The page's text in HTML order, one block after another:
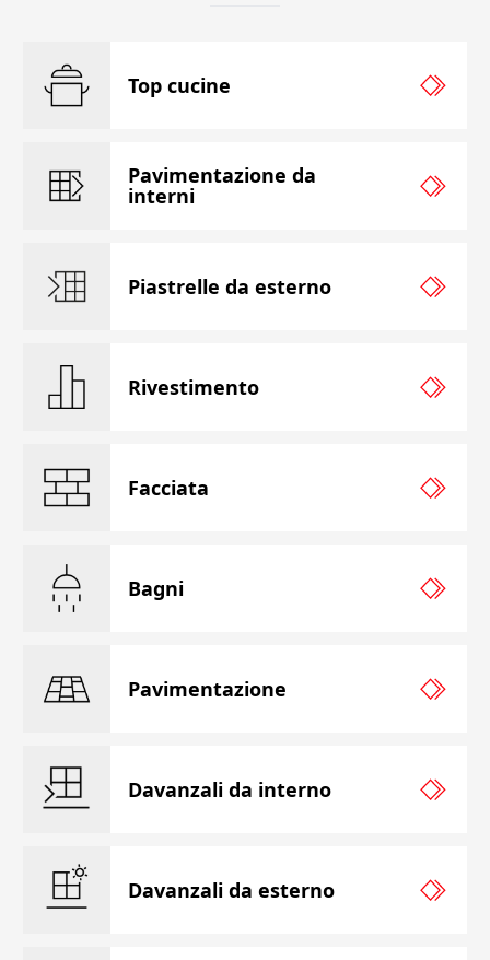
Top cucine
Pavimentazione da
interni
Piastrelle da esterno
Rivestimento
Facciata
Bagni
Pavimentazione
Davanzali da interno
Davanzali da esterno